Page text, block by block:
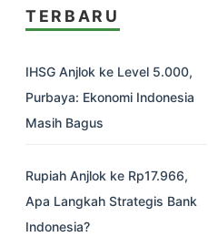
TERBARU
IHSG Anjlok ke Level 5.000,
Purbaya: Ekonomi Indonesia
Masih Bagus
Rupiah Anjlok ke Rp17.966,
Apa Langkah Strategis Bank
Indonesia?